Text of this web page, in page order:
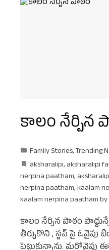
కాలం నేర్పిన
Family Stories,Trending
aksharalipi, aksharalipi
nerpina paatham,
nerpina paatham,kaalam
kaalam nerpina paatham
కాలం నేర్పిన పాఠం
తీర్చుకొని , స్టవ్ పై ఓవైపు